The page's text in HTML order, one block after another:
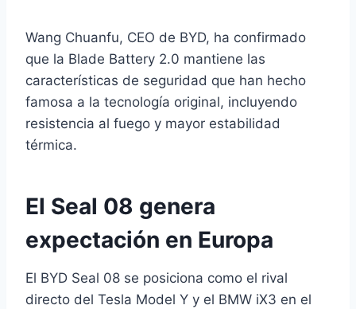
Wang Chuanfu, CEO de BYD, ha confirmado
que la Blade Battery 2.0 mantiene las
características de seguridad que han hecho
famosa a la tecnología original, incluyendo
resistencia al fuego y mayor estabilidad
térmica.
El Seal 08 genera
expectación en Europa
El BYD Seal 08 se posiciona como el rival
directo del Tesla Model Y y el BMW iX3 en el